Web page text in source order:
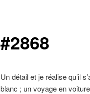
#2868
Un détail et je réalise qu’il
blanc ; un voyage en